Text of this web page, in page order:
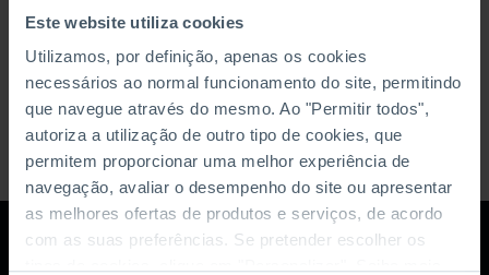
Este website utiliza cookies
Utilizamos, por definição, apenas os cookies
necessários ao normal funcionamento do site, permitindo
que navegue através do mesmo. Ao "Permitir todos",
autoriza a utilização de outro tipo de cookies, que
permitem proporcionar uma melhor experiência de
navegação, avaliar o desempenho do site ou apresentar
as melhores ofertas de produtos e serviços, de acordo
com as suas preferências. Se pretender escolher os